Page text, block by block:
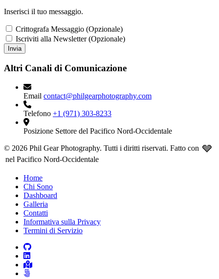
Inserisci il tuo messaggio.
Crittografa Messaggio (Opzionale)
Iscriviti alla Newsletter (Opzionale)
Invia
Altri Canali di Comunicazione
Email contact@philgearphotography.com
Telefono +1 (971) 303-8233
Posizione Settore del Pacifico Nord-Occidentale
© 2026 Phil Gear Photography. Tutti i diritti riservati. Fatto con 🩶
nel Pacifico Nord-Occidentale
Home
Chi Sono
Dashboard
Galleria
Contatti
Informativa sulla Privacy
Termini di Servizio